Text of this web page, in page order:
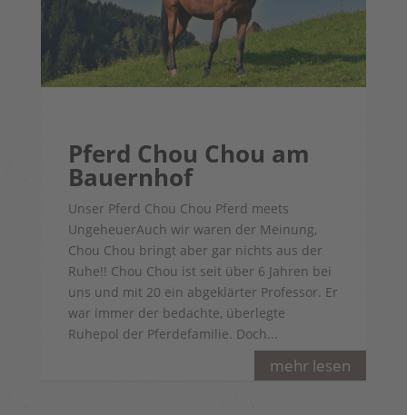
mehr lesen
Pferd Chou Chou am
Bauernhof
Unser Pferd Chou Chou Pferd meets
UngeheuerAuch wir waren der Meinung,
Chou Chou bringt aber gar nichts aus der
Ruhe!! Chou Chou ist seit über 6 Jahren bei
uns und mit 20 ein abgeklärter Professor. Er
war immer der bedachte, überlegte
Ruhepol der Pferdefamilie. Doch...